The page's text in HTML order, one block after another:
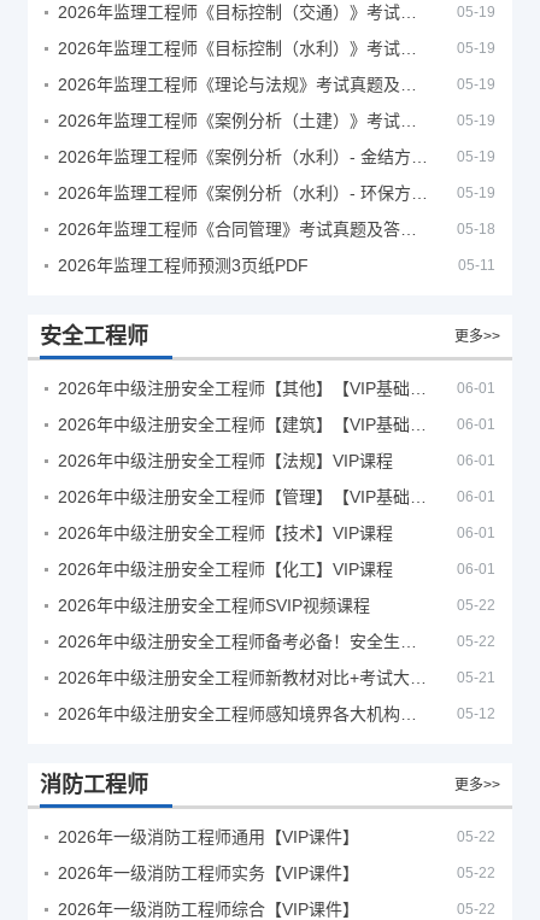
05-19
05-19
05-19
05-19
05-19
05-19
05-18
2026年监理工程师预测3页纸PDF 05-11
安全工程师 更多>>
06-01
06-01
2026年中级注册安全工程师【法规】VIP课程 06-01
06-01
2026年中级注册安全工程师【技术】VIP课程 06-01
2026年中级注册安全工程师【化工】VIP课程 06-01
2026年中级注册安全工程师SVIP视频课程 05-22
05-22
05-21
05-12
消防工程师 更多>>
2026年一级消防工程师通用【VIP课件】 05-22
2026年一级消防工程师实务【VIP课件】 05-22
2026年一级消防工程师综合【VIP课件】 05-22